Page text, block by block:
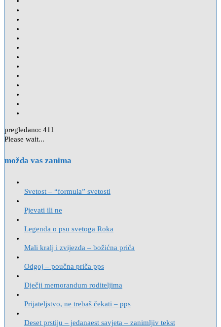
pregledano: 411
Please wait...
možda vas zanima
Svetost – “formula” svetosti
Pjevati ili ne
Legenda o psu svetoga Roka
Mali kralj i zvijezda – božićna priča
Odgoj – poučna priča pps
Dječji memorandum roditeljima
Prijateljstvo, ne trebaš čekati – pps
Deset prstiju – jedanaest savjeta – zanimljiv tekst